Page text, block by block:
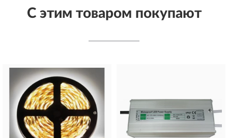
С этим товаром покупают